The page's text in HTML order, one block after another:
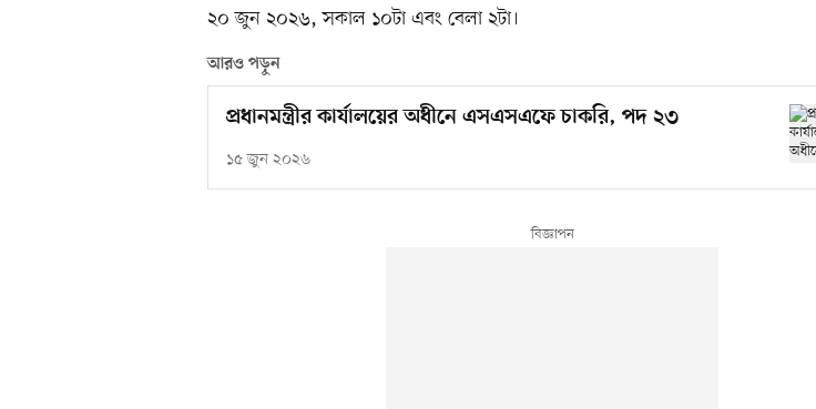
২০ জুন ২০২৬, সকাল ১০টা এবং বেলা ২টা।
আরও পড়ুন
প্রধানমন্ত্রীর কার্যালয়ের অধীনে এসএসএফে চাকরি, পদ ২৩
১৫ জুন ২০২৬